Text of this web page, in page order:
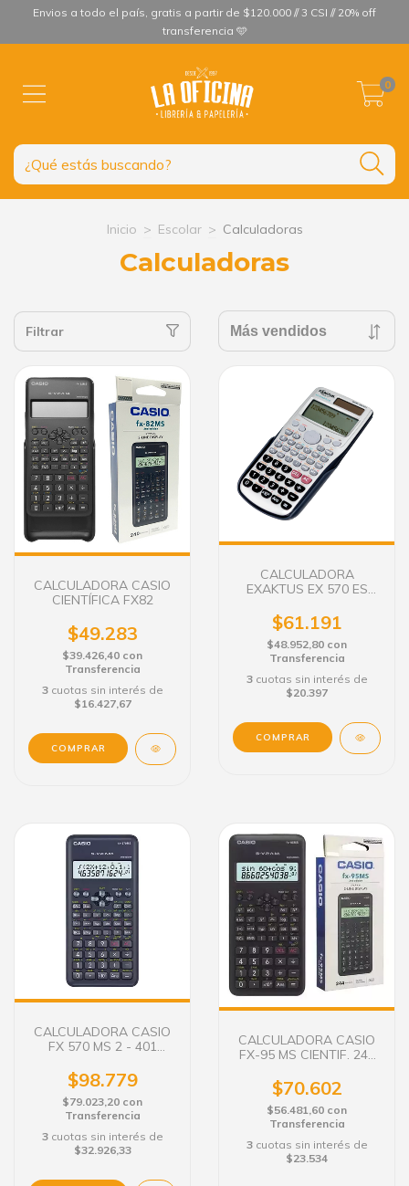
Envios a todo el país, gratis a partir de $120.000 // 3 CSI // 20% off
transferencia 🩵
0
Inicio > Escolar > Calculadoras
Calculadoras
Filtrar
CALCULADORA CASIO
CIENTÍFICA FX82
$49.283
$39.426,40 con
Transferencia
3 cuotas sin interés de
$16.427,67
CALCULADORA
EXAKTUS EX 570 ES
$61.191
$48.952,80 con
Transferencia
3 cuotas sin interés de
$20.397
CALCULADORA CASIO
FX 570 MS 2 - 401
$98.779
$79.023,20 con
Transferencia
3 cuotas sin interés de
$32.926,33
CALCULADORA CASIO
FX-95 MS CIENTIF. 244
$70.602
$56.481,60 con
Transferencia
3 cuotas sin interés de
$23.534